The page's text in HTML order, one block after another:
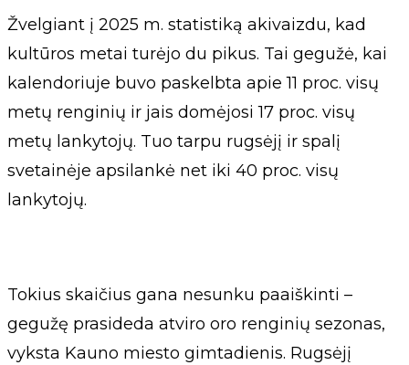
Žvelgiant į 2025 m. statistiką akivaizdu, kad
kultūros metai turėjo du pikus. Tai gegužė, kai
kalendoriuje buvo paskelbta apie 11 proc. visų
metų renginių ir jais domėjosi 17 proc. visų
metų lankytojų. Tuo tarpu rugsėjį ir spalį
svetainėje apsilankė net iki 40 proc. visų
lankytojų.
Tokius skaičius gana nesunku paaiškinti –
gegužę prasideda atviro oro renginių sezonas,
vyksta Kauno miesto gimtadienis. Rugsėjį